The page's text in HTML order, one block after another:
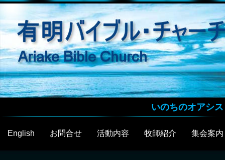
いのちのオアシス
English お問合せ 活動内容 牧師紹介 集会案内